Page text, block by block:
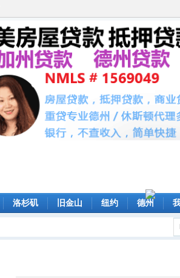
洛杉矶 旧金山 纽约 德州